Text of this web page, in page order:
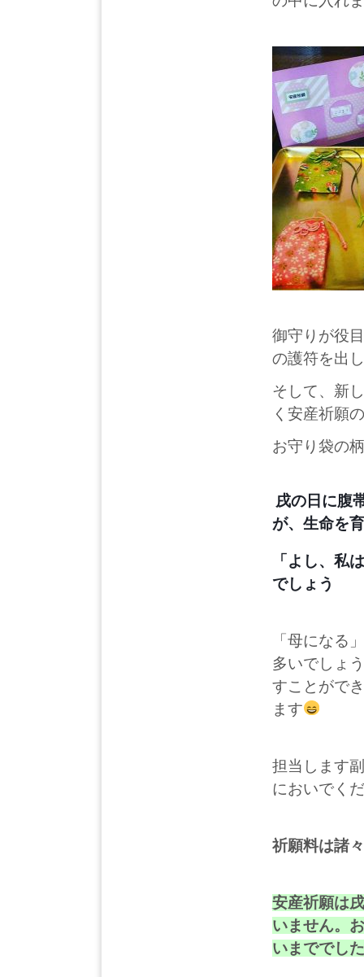
御守りが役
の護符を出
そして、新
く安産祈願
お守り袋の
戌の日に腹
が、生命を
「よし、私
でしょう
「母になる
多いでしょ
すことがで
ます
担当します
においでく
祈願料は諸
安産祈願は
いません。
いまででし